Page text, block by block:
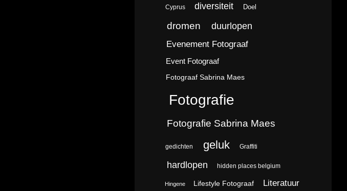
Cyprus diversiteit Doel
dromen duurlopen
Evenement Fotograaf
Event Fotograaf
Fotograaf Sabrina Maes
Fotografie
Fotografie Sabrina Maes
gedichten geluk Graffiti
hardlopen hidden places belgium
Hingene Lifestyle Fotograaf Literatuur